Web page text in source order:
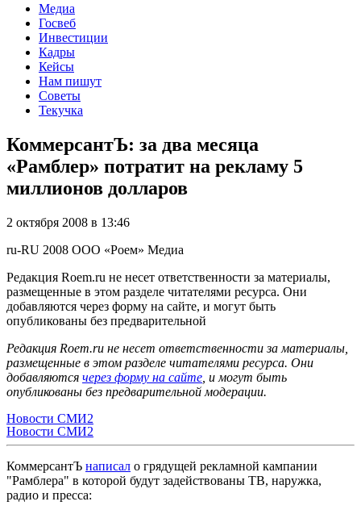
Медиа
Госвеб
Инвестиции
Кадры
Кейсы
Нам пишут
Советы
Текучка
КоммерсантЪ: за два месяца
«Рамблер» потратит на рекламу 5
миллионов долларов
2 октября 2008 в 13:46
ru-RU 2008 ООО «Роем» Медиа
Редакция Roem.ru не несет ответственности за материалы,
размещенные в этом разделе читателями ресурса. Они
добавляются через форму на сайте, и могут быть
опубликованы без предварительной
Редакция Roem.ru не несет ответственности за материалы,
размещенные в этом разделе читателями ресурса. Они
добавляются через форму на сайте , и могут быть
опубликованы без предварительной модерации.
Новости СМИ2
Новости СМИ2
КоммерсантЪ написал о грядущей рекламной кампании
"Рамблера" в которой будут задействованы ТВ, наружка,
радио и пресса: